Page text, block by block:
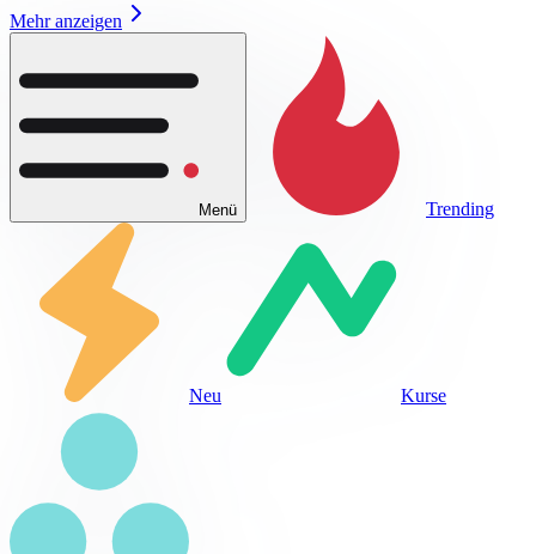
Mehr anzeigen
Menü Trending
Neu Kurse